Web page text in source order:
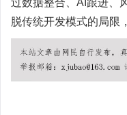
脱传统开发模式的局限